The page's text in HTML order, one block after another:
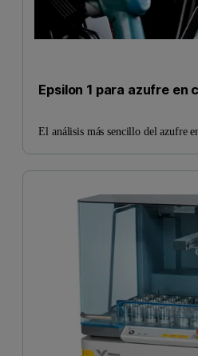
Epsilon 1 para azufre en
El análisis más sencillo del azufre